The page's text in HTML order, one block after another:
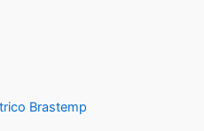
Brastemp